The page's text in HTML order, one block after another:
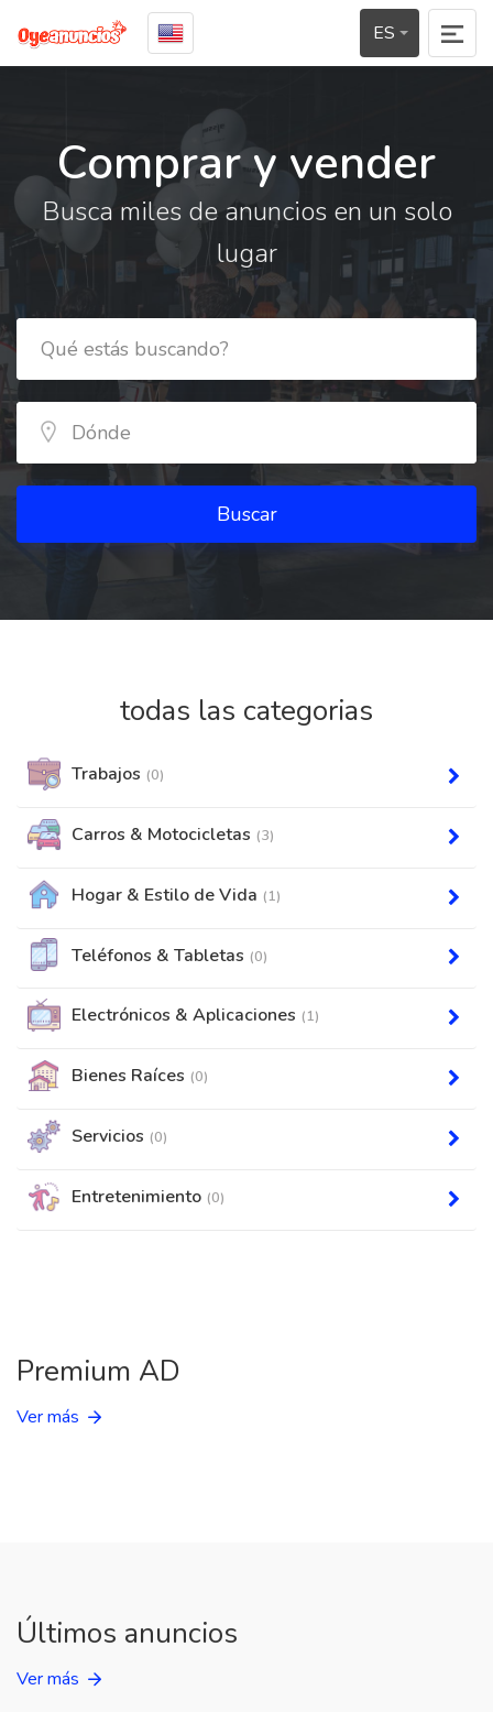
ES
Comprar y vender
Busca miles de anuncios en un solo
lugar
Buscar
todas las categorias
Trabajos (0)
Carros & Motocicletas (3)
Hogar & Estilo de Vida (1)
Teléfonos & Tabletas (0)
Electrónicos & Aplicaciones (1)
Bienes Raíces (0)
Servicios (0)
Entretenimiento (0)
Premium AD
Ver más
Últimos anuncios
Ver más